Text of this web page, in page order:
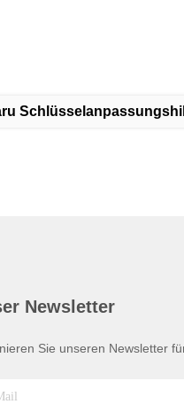
Newsletter
Sie unseren Newsletter